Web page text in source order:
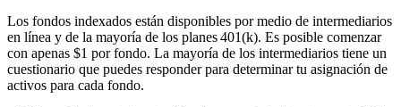
Los fondos indexados están disponibles por medio de intermediarios
en línea y de la mayoría de los planes 401(k). Es posible comenzar
con apenas $1 por fondo. La mayoría de los intermediarios tiene un
cuestionario que puedes responder para determinar tu asignación de
activos para cada fondo.